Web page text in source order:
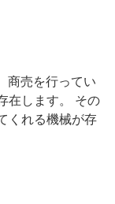
商売を行ってい
在します。 その
くれる機械が存